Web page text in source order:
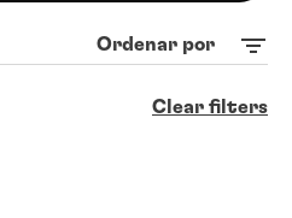
Ordenar por
Clear filters